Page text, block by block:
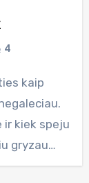
4
kiek speju
gryzau…